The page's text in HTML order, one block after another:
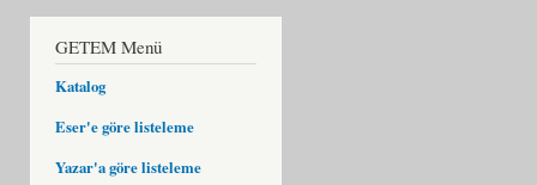
GETEM Menü
Katalog
Eser'e göre listeleme
Yazar'a göre listeleme